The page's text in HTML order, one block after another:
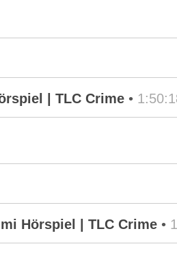
| TLC Crime •
Hörspiel | TLC Crime •